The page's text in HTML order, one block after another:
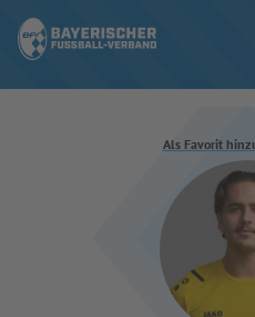
ERGEBNISSE &
Als Favorit